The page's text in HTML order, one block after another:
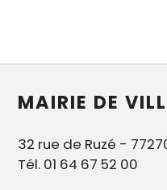
MAIRIE DE
32 rue de Ruzé -
Tél. 01 64 67 52 00